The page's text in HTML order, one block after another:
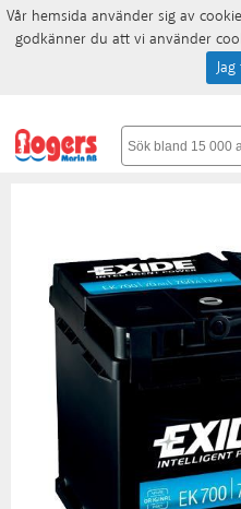
Vår hemsida använder sig av
godkänner du att vi använder